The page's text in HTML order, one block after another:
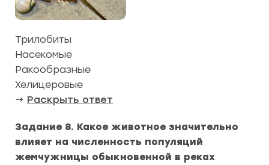
Трилобиты
Насекомые
Ракообразные
Хелицеровые
→ Раскрыть ответ
Задание 8. Какое животное значительно
влияет на численность популяций
жемчужницы обыкновенной в реках